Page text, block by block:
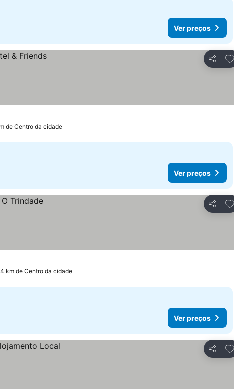
Ver preços
de Centro da cidade
Ver preços
km de Centro da cidade
Ver preços